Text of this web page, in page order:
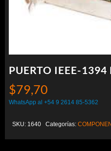
PUERTO IEEE-1394
$79,70
WhatsApp al +54 9 2614 85-5362
SKU: 1640 Categorías: